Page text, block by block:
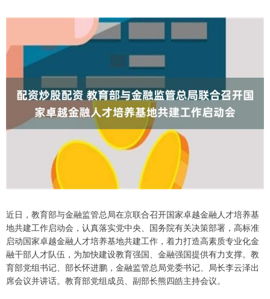
近日，教育部与金融监管总局在京联合召开国家卓越金融人才培养基
地共建工作启动会，认真落实党中央、国务院有关决策部署，高标准
启动国家卓越金融人才培养基地共建工作，着力打造高素质专业化金
融干部人才队伍，为加快建设教育强国、金融强国提供有力支撑。教
育部党组书记、部长怀进鹏，金融监管总局党委书记、局长李云泽出
席会议并讲话。教育部党组成员、副部长熊四皓主持会议。